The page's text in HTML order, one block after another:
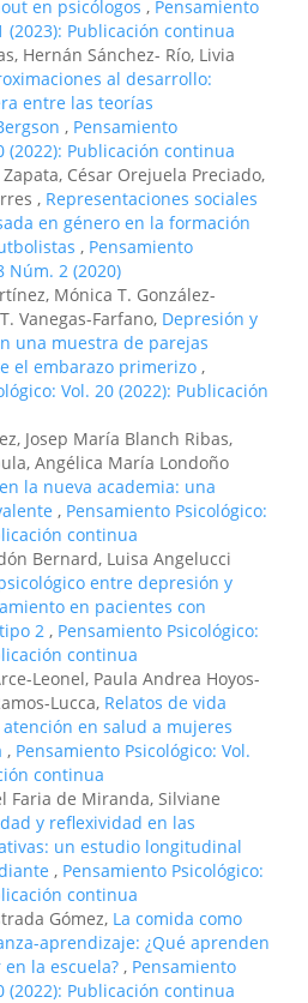
en psicólogos , Pensamiento
(2023): Publicación continua
Hernán Sánchez- Río, Livia
al desarrollo:
entre las teorías
, Pensamiento
(2022): Publicación continua
César Orejuela Preciado,
, Representaciones sociales
en género en la formación
, Pensamiento
Núm. 2 (2020)
Mónica T. González-
Vanegas-Farfano, Depresión y
una muestra de parejas
el embarazo primerizo ,
Vol. 20 (2022): Publicación
Josep María Blanch Ribas,
Angélica María Londoño
la nueva academia: una
, Pensamiento Psicológico:
continua
Bernard, Luisa Angelucci
entre depresión y
en pacientes con
2 , Pensamiento Psicológico:
continua
Leonel, Paula Andrea Hoyos-
Lucca, Relatos de vida
en salud a mujeres
, Pensamiento Psicológico: Vol.
continua
Faria de Miranda, Silviane
y reflexividad en las
un estudio longitudinal
, Pensamiento Psicológico:
continua
Gómez, La comida como
aprendizaje: ¿Qué aprenden
la escuela? , Pensamiento
(2022): Publicación continua